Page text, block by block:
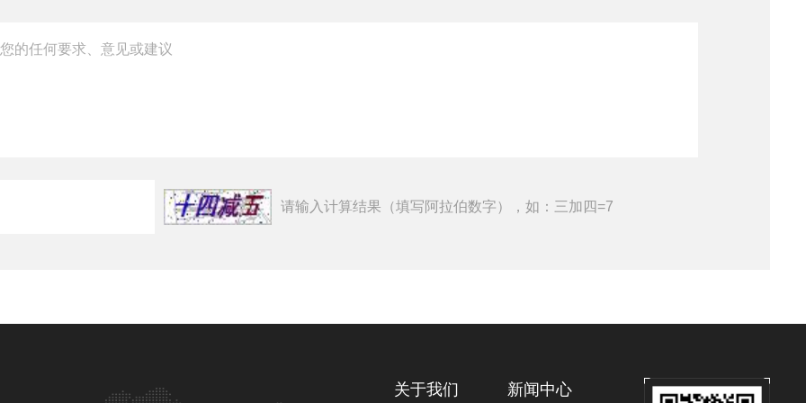
请输入计算结果（填写阿拉伯数字），如：三加四=7
关于我们 新闻中心